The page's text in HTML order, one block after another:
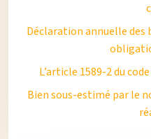
Déclaration annuelle des
L’article 1589-2 du
Bien sous-estimé par le